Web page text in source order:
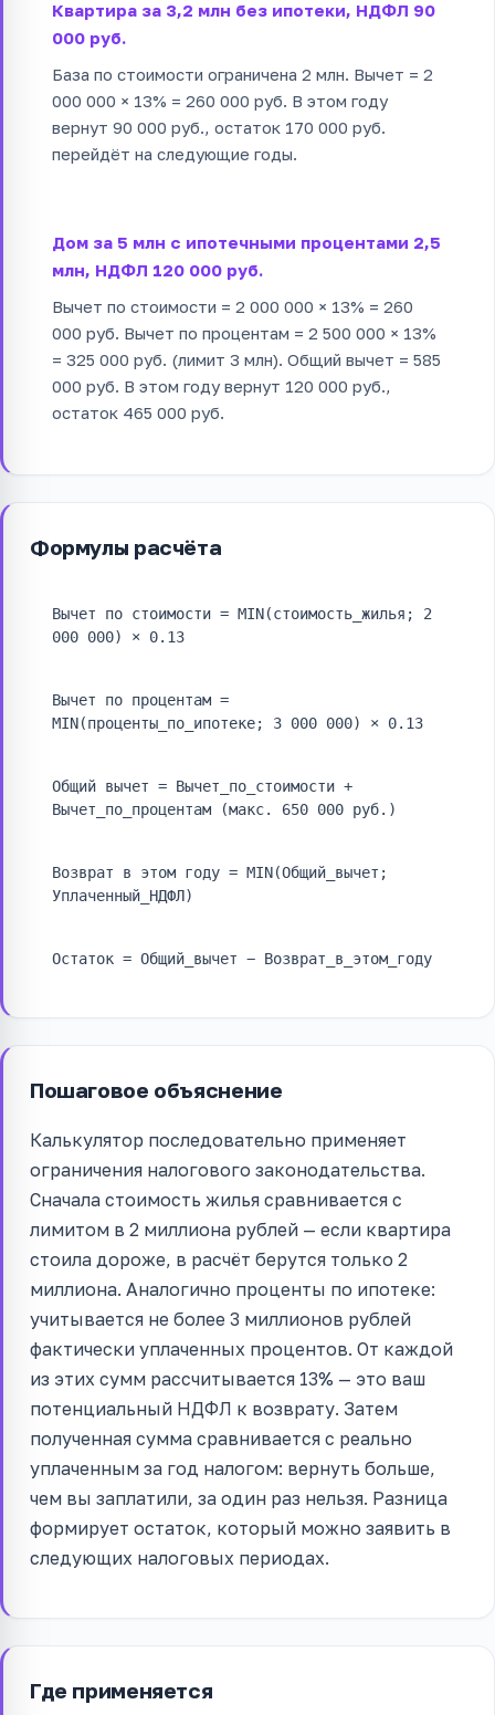
Квартира за 3,2 млн без ипотеки, НДФЛ 90
000 руб.
База по стоимости ограничена 2 млн. Вычет = 2
000 000 × 13% = 260 000 руб. В этом году
вернут 90 000 руб., остаток 170 000 руб.
перейдёт на следующие годы.
Дом за 5 млн с ипотечными процентами 2,5
млн, НДФЛ 120 000 руб.
Вычет по стоимости = 2 000 000 × 13% = 260
000 руб. Вычет по процентам = 2 500 000 × 13%
= 325 000 руб. (лимит 3 млн). Общий вычет = 585
000 руб. В этом году вернут 120 000 руб.,
остаток 465 000 руб.
Формулы расчёта
Вычет по стоимости = MIN(стоимость_жилья; 2
000 000) × 0.13
Вычет по процентам =
MIN(проценты_по_ипотеке; 3 000 000) × 0.13
Общий вычет = Вычет_по_стоимости +
Вычет_по_процентам (макс. 650 000 руб.)
Возврат в этом году = MIN(Общий_вычет;
Уплаченный_НДФЛ)
Остаток = Общий_вычет − Возврат_в_этом_году
Пошаговое объяснение
Калькулятор последовательно применяет
ограничения налогового законодательства.
Сначала стоимость жилья сравнивается с
лимитом в 2 миллиона рублей — если квартира
стоила дороже, в расчёт берутся только 2
миллиона. Аналогично проценты по ипотеке:
учитывается не более 3 миллионов рублей
фактически уплаченных процентов. От каждой
из этих сумм рассчитывается 13% — это ваш
потенциальный НДФЛ к возврату. Затем
полученная сумма сравнивается с реально
уплаченным за год налогом: вернуть больше,
чем вы заплатили, за один раз нельзя. Разница
формирует остаток, который можно заявить в
следующих налоговых периодах.
Где применяется